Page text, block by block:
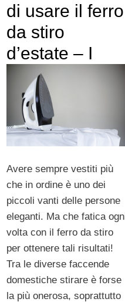
di usare il ferro
da stiro
d’estate – I
Avere sempre vestiti più
che in ordine è uno dei
piccoli vanti delle persone
eleganti. Ma che fatica
volta con il ferro da stiro
per ottenere tali risultati!
Tra le diverse faccende
domestiche stirare è forse
la più onerosa, soprattutto